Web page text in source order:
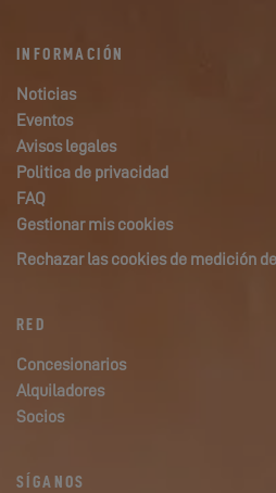
INFORMACIÓN
Noticias
Eventos
Avisos legales
Politica de privacidad
FAQ
Gestionar mis cookies
Rechazar las cookies de medición
RED
Concesionarios
Alquiladores
Socios
SÍGANOS